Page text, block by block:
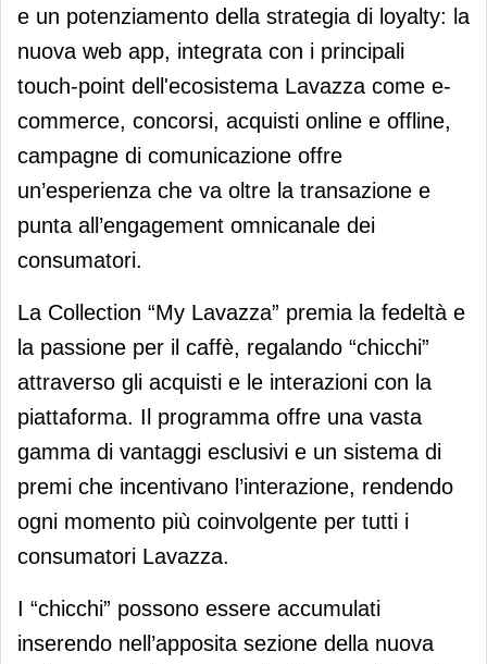
e un potenziamento della strategia di loyalty: la
nuova web app, integrata con i principali
touch-point dell'ecosistema Lavazza come e-
commerce, concorsi, acquisti online e offline,
campagne di comunicazione offre
un’esperienza che va oltre la transazione e
punta all’engagement omnicanale dei
consumatori.
La Collection “My Lavazza” premia la fedeltà e
la passione per il caffè, regalando “chicchi”
attraverso gli acquisti e le interazioni con la
piattaforma. Il programma offre una vasta
gamma di vantaggi esclusivi e un sistema di
premi che incentivano l’interazione, rendendo
ogni momento più coinvolgente per tutti i
consumatori Lavazza.
I “chicchi” possono essere accumulati
inserendo nell’apposita sezione della nuova